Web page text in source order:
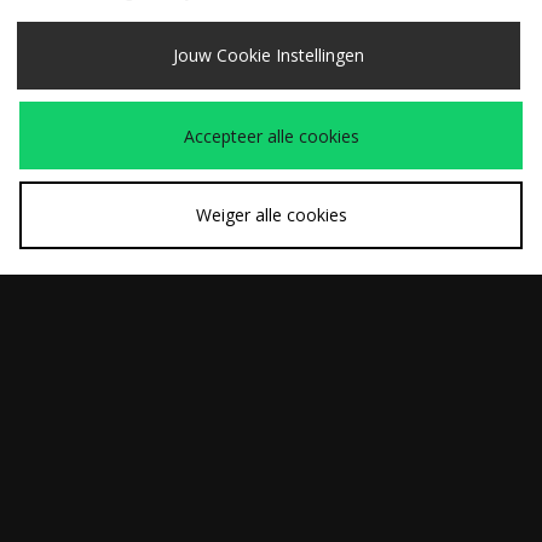
Meer weten over Klarna?
Algemene voorwaarden Studentenkorting Cookies
Contact
Cookie Instellingen
Modern Slavery Statement
Jouw Cookie Instellingen
Accepteer alle cookies
Weiger alle cookies